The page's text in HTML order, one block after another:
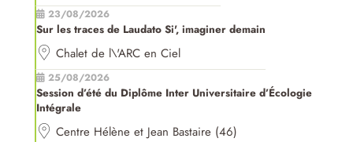
23/08/2026
Sur les traces de Laudato Si', imaginer demain
Chalet de l\'ARC en Ciel
25/08/2026
Session d’été du Diplôme Inter Universitaire d’Écologie
Intégrale
Centre Hélène et Jean Bastaire (46)